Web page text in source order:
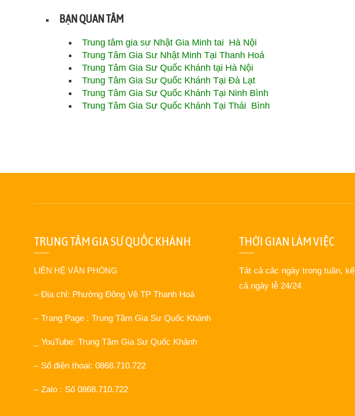
BẠN QUAN TÂM
Trung tâm gia sư Nhật Gia Minh tai Hà Nội
Trung Tâm Gia Sư Nhật Minh Tại Thanh Hoá
Trung Tâm Gia Sư Quốc Khánh tại Hà Nội
Trung Tâm Gia Sư Quốc Khánh Tại Đà Lạt
Trung Tâm Gia Sư Quốc Khánh Tại Ninh Bình
Trung Tâm Gia Sư Quốc Khánh Tại Thái Bình
TRUNG TÂM GIA SƯ QUỐC KHÁNH
LIÊN HỆ VĂN PHÒNG
– Địa chỉ: Phường Đông Vệ TP Thanh Hoá
– Trang Page : Trung Tâm Gia Sư Quốc Khánh
_ YouTube: Trung Tâm Gia Sư Quốc Khánh
– Số điện thoại: 0868.710.722
– Zalo : Số 0868.710.722
THỜI GIAN LÀM VIỆC
Tát cả các ngày trong tuần, kể
cả ngày lễ 24/24